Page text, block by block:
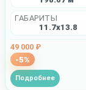
ГАБАРИТЫ
11.7x13.8
49 000 ₽
-5%
Подробнее